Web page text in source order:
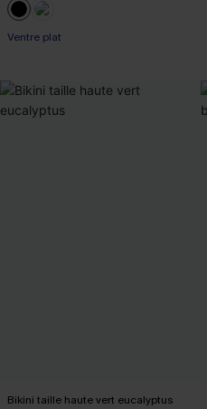
Ventre plat
Bikini taille haute vert eucalyptus